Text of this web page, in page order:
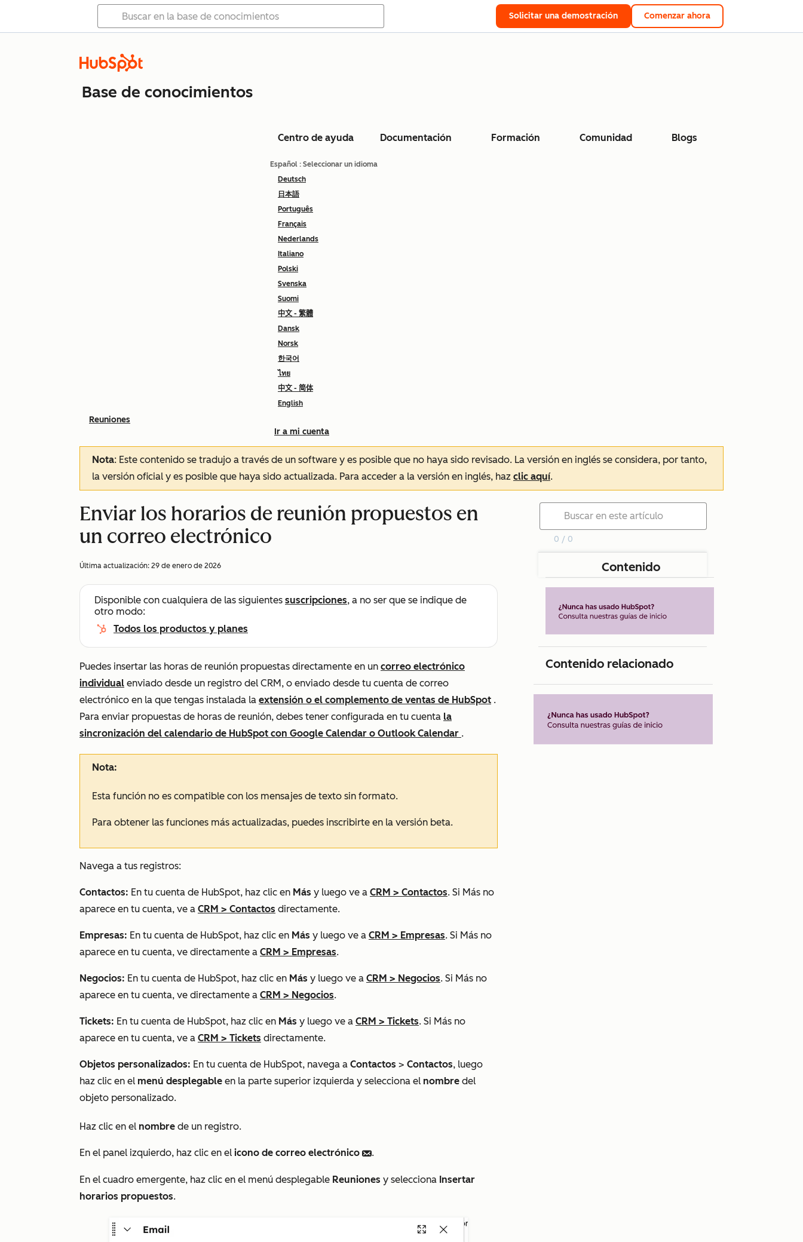
Solicitar una demostración Comenzar ahora
Base de conocimientos
Centro de ayuda Documentación Formación Comunidad Blogs
Español : Seleccionar un idioma
Deutsch
日本語
Português
Français
Nederlands
Italiano
Polski
Svenska
Suomi
中文 - 繁體
Dansk
Norsk
한국어
ไทย
中文 - 简体
English
Ir a mi cuenta
Reuniones
Nota: Este contenido se tradujo a través de un software y es posible que no haya sido revisado. La versión en inglés se considera, por tanto,
la versión oficial y es posible que haya sido actualizada. Para acceder a la versión en inglés, haz clic aquí.
Enviar los horarios de reunión propuestos en
un correo electrónico
Última actualización: 29 de enero de 2026
Disponible con cualquiera de las siguientes suscripciones, a no ser que se indique de
otro modo:
Todos los productos y planes
Puedes insertar las horas de reunión propuestas directamente en un correo electrónico
individual enviado desde un registro del CRM, o enviado desde tu cuenta de correo
electrónico en la que tengas instalada la extensión o el complemento de ventas de HubSpot .
Para enviar propuestas de horas de reunión, debes tener configurada en tu cuenta la
sincronización del calendario de HubSpot con Google Calendar o Outlook Calendar .
Nota:
Esta función no es compatible con los mensajes de texto sin formato.
Para obtener las funciones más actualizadas, puedes inscribirte en la versión beta.
Navega a tus registros:
Contactos: En tu cuenta de HubSpot, haz clic en Más y luego ve a CRM > Contactos. Si Más no
aparece en tu cuenta, ve a CRM > Contactos directamente.
Empresas: En tu cuenta de HubSpot, haz clic en Más y luego ve a CRM > Empresas. Si Más no
aparece en tu cuenta, ve directamente a CRM > Empresas.
Negocios: En tu cuenta de HubSpot, haz clic en Más y luego ve a CRM > Negocios. Si Más no
aparece en tu cuenta, ve directamente a CRM > Negocios.
Tickets: En tu cuenta de HubSpot, haz clic en Más y luego ve a CRM > Tickets. Si Más no
aparece en tu cuenta, ve a CRM > Tickets directamente.
Objetos personalizados: En tu cuenta de HubSpot, navega a Contactos > Contactos, luego
haz clic en el menú desplegable en la parte superior izquierda y selecciona el nombre del
objeto personalizado.
Haz clic en el nombre de un registro.
En el panel izquierdo, haz clic en el icono de correo electrónico email.
En el cuadro emergente, haz clic en el menú desplegable Reuniones y selecciona Insertar
horarios propuestos.
0 / 0
Contenido
Contenido relacionado